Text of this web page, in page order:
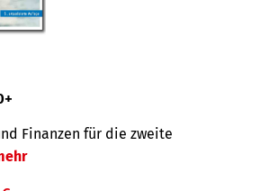
Finanzen für die zweite